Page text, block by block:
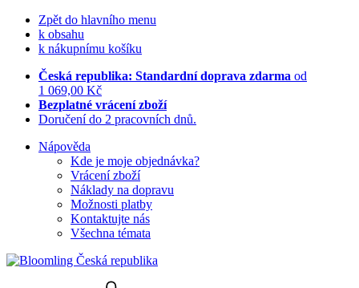
Zpět do hlavního menu
k obsahu
k nákupnímu košíku
Česká republika: Standardní doprava zdarma od
1 069,00 Kč
Bezplatné vrácení zboží
Doručení do 2 pracovních dnů.
Nápověda
Kde je moje objednávka?
Vrácení zboží
Náklady na dopravu
Možnosti platby
Kontaktujte nás
Všechna témata